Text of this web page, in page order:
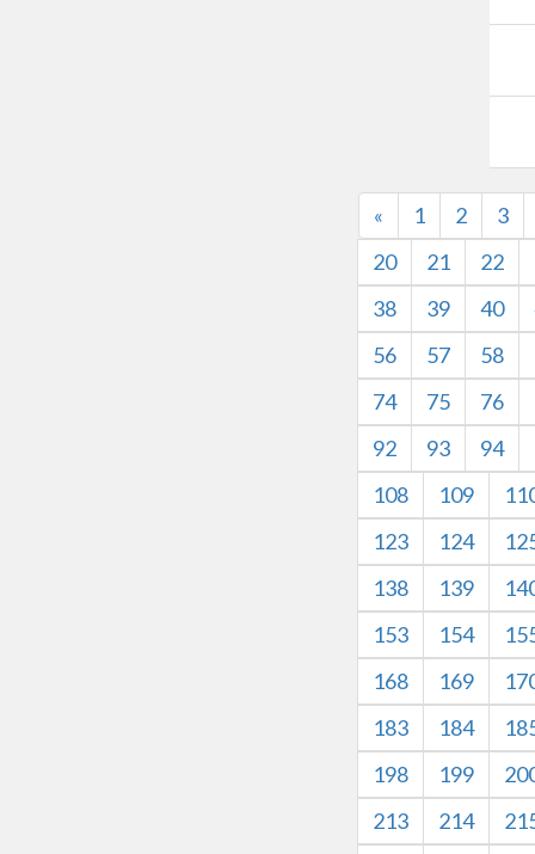
« 1 2
3
20
21 22
38
39 40
56
57 58
74
75 76
92
93 94
108
109
123
124
138
139
153
154
168
169
183
184
198
199
213
214